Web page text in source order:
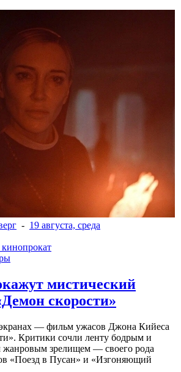
- 19 августа, среда
мистический
скорости»
— фильм ужасов Джона Кийеса
Критики сочли ленту бодрым и
жанровым зрелищeм — своего рода
«Поезд в Пусан» и «Изгоняющий